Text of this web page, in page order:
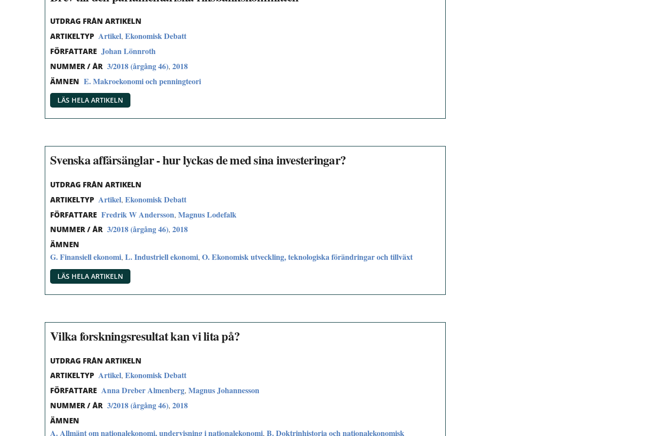
UTDRAG FRÅN ARTIKELN
ARTIKELTYP Artikel, Ekonomisk Debatt
FÖRFATTARE Johan Lönnroth
NUMMER / ÅR 3/2018 (årgång 46), 2018
ÄMNEN E. Makroekonomi och penningteori
LÄS HELA ARTIKELN
Svenska affärsänglar - hur lyckas de med sina investeringar?
UTDRAG FRÅN ARTIKELN
ARTIKELTYP Artikel, Ekonomisk Debatt
FÖRFATTARE Fredrik W Andersson, Magnus Lodefalk
NUMMER / ÅR 3/2018 (årgång 46), 2018
ÄMNEN
G. Finansiell ekonomi, L. Industriell ekonomi, O. Ekonomisk utveckling, teknologiska förändringar och tillväxt
LÄS HELA ARTIKELN
Vilka forskningsresultat kan vi lita på?
UTDRAG FRÅN ARTIKELN
ARTIKELTYP Artikel, Ekonomisk Debatt
FÖRFATTARE Anna Dreber Almenberg, Magnus Johannesson
NUMMER / ÅR 3/2018 (årgång 46), 2018
ÄMNEN
A. Allmänt om nationalekonomi, undervisning i nationalekonomi, B. Doktrinhistoria och nationalekonomisk